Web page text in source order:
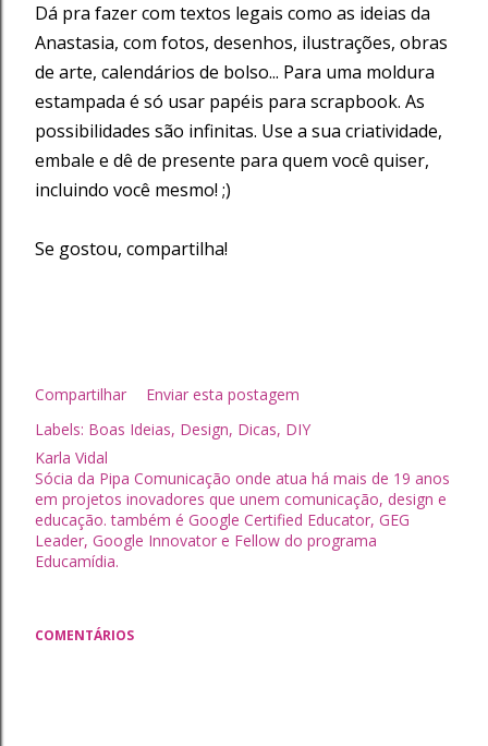
Dá pra fazer com textos legais como as ideias da
Anastasia, com fotos, desenhos, ilustrações, obras
de arte, calendários de bolso... Para uma moldura
estampada é só usar papéis para scrapbook. As
possibilidades são infinitas. Use a sua criatividade,
embale e dê de presente para quem você quiser,
incluindo você mesmo! ;)
Se gostou, compartilha!
Compartilhar
Enviar esta postagem
Labels: Boas Ideias Design Dicas DIY
Karla Vidal
Sócia da Pipa Comunicação onde atua há mais de 19 anos
em projetos inovadores que unem comunicação, design e
educação. também é Google Certified Educator, GEG
Leader, Google Innovator e Fellow do programa
Educamídia.
COMENTÁRIOS